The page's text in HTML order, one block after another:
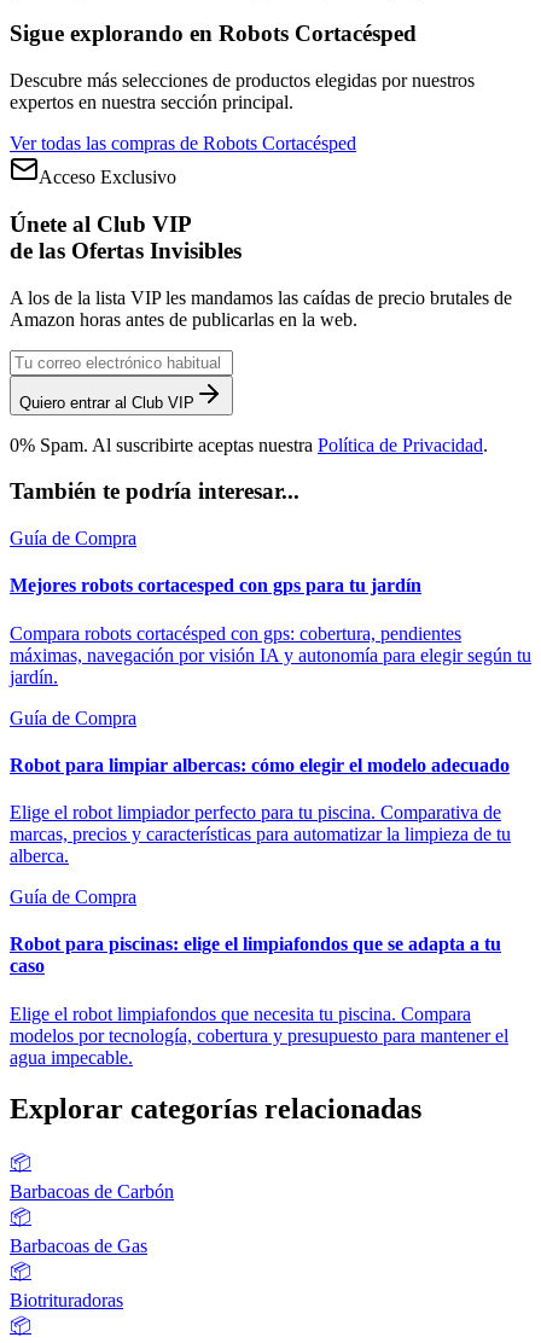
Sigue explorando en Robots Cortacésped
Descubre más selecciones de productos elegidas por nuestros
expertos en nuestra sección principal.
Ver todas las compras de Robots Cortacésped
Acceso Exclusivo
Únete al Club VIP
de las Ofertas Invisibles
A los de la lista VIP les mandamos las caídas de precio brutales de
Amazon horas antes de publicarlas en la web.
Quiero entrar al Club VIP
0% Spam. Al suscribirte aceptas nuestra Política de Privacidad.
También te podría interesar...
Guía de Compra
Mejores robots cortacesped con gps para tu jardín
Compara robots cortacésped con gps: cobertura, pendientes
máximas, navegación por visión IA y autonomía para elegir según tu
jardín.
Guía de Compra
Robot para limpiar albercas: cómo elegir el modelo adecuado
Elige el robot limpiador perfecto para tu piscina. Comparativa de
marcas, precios y características para automatizar la limpieza de tu
alberca.
Guía de Compra
Robot para piscinas: elige el limpiafondos que se adapta a tu
caso
Elige el robot limpiafondos que necesita tu piscina. Compara
modelos por tecnología, cobertura y presupuesto para mantener el
agua impecable.
Explorar categorías relacionadas
📦
Barbacoas de Carbón
📦
Barbacoas de Gas
📦
Biotrituradoras
📦